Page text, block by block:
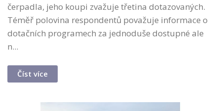
čerpadla, jeho koupi zvažuje třetina dotazovaných.
Téměř polovina respondentů považuje informace o
dotačních programech za jednoduše dostupné ale
n...
Číst více